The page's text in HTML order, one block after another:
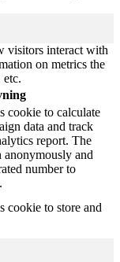
visitors interact with
on metrics the
etc.
cookie to calculate
data and track
report. The
anonymously and
number to
cookie to store and